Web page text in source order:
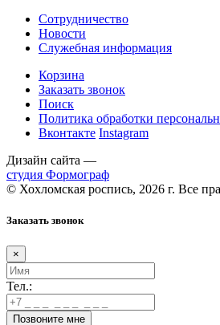
Сотрудничество
Новости
Служебная информация
Корзина
Заказать звонок
Поиск
Политика обработки
Вконтакте Instagram
Дизайн сайта —
студия Формограф
© Хохломская роспись, 2026 г. Все
Заказать звонок
×
Тел.: